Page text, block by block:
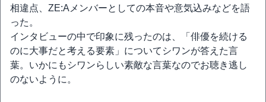
相違点、ZE:Aメンバーとしての本音や意気込みなどを語
った。
インタビューの中で印象に残ったのは、「俳優を続ける
のに大事だと考える要素」についてシワンが答えた言
葉。いかにもシワンらしい素敵な言葉なのでお聴き逃し
のないように。